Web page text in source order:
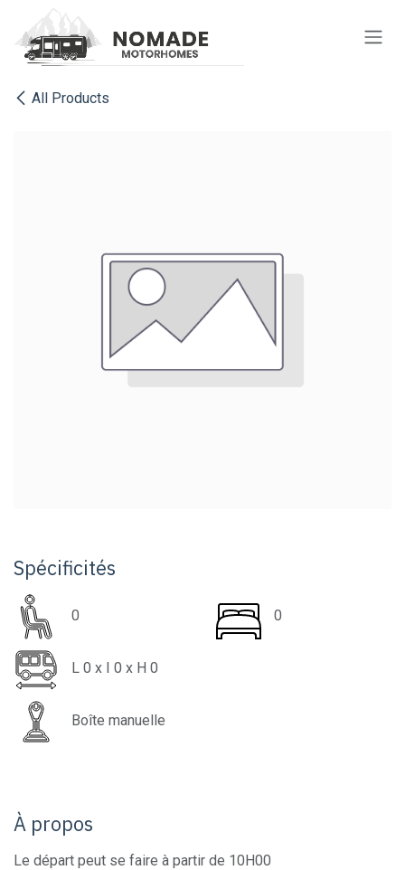
All Products
Spécificités
0 0
L 0 x I 0 x H 0
Boîte manuelle
À propos
Le départ peut se faire à partir de 10H00